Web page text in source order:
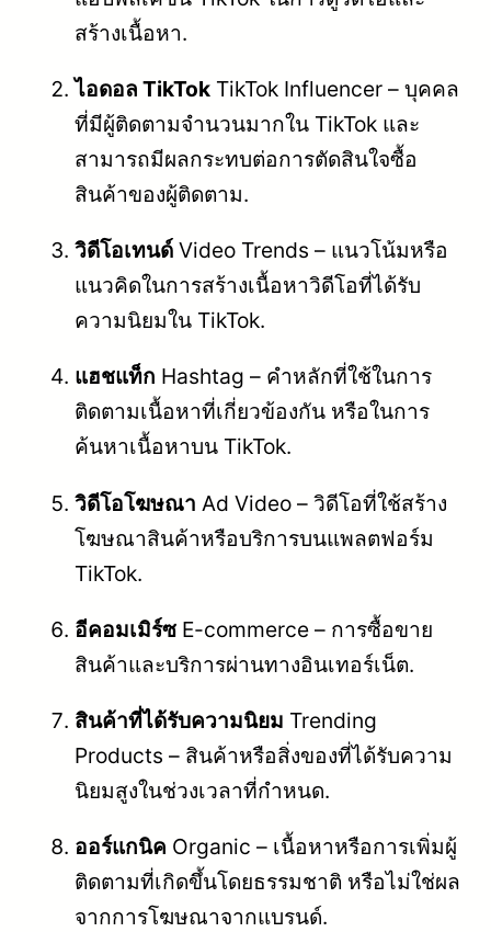
สร้างเนื้อหา.
ไอดอล TikTok TikTok Influencer – บุคคล
ที่มีผู้ติดตามจำนวนมากใน TikTok และ
สามารถมีผลกระทบต่อการตัดสินใจซื้อ
สินค้าของผู้ติดตาม.
วิดีโอเทนด์ Video Trends – แนวโน้มหรือ
แนวคิดในการสร้างเนื้อหาวิดีโอที่ได้รับ
ความนิยมใน TikTok.
แฮชแท็ก Hashtag – คำหลักที่ใช้ในการ
ติดตามเนื้อหาที่เกี่ยวข้องกัน หรือในการ
ค้นหาเนื้อหาบน TikTok.
วิดีโอโฆษณา Ad Video – วิดีโอที่ใช้สร้าง
โฆษณาสินค้าหรือบริการบนแพลตฟอร์ม
TikTok.
อีคอมเมิร์ซ E-commerce – การซื้อขาย
สินค้าและบริการผ่านทางอินเทอร์เน็ต.
สินค้าที่ได้รับความนิยม Trending
Products – สินค้าหรือสิ่งของที่ได้รับความ
นิยมสูงในช่วงเวลาที่กำหนด.
ออร์แกนิค Organic – เนื้อหาหรือการเพิ่มผู้
ติดตามที่เกิดขึ้นโดยธรรมชาติ หรือไม่ใช่ผล
จากการโฆษณาจากแบรนด์.